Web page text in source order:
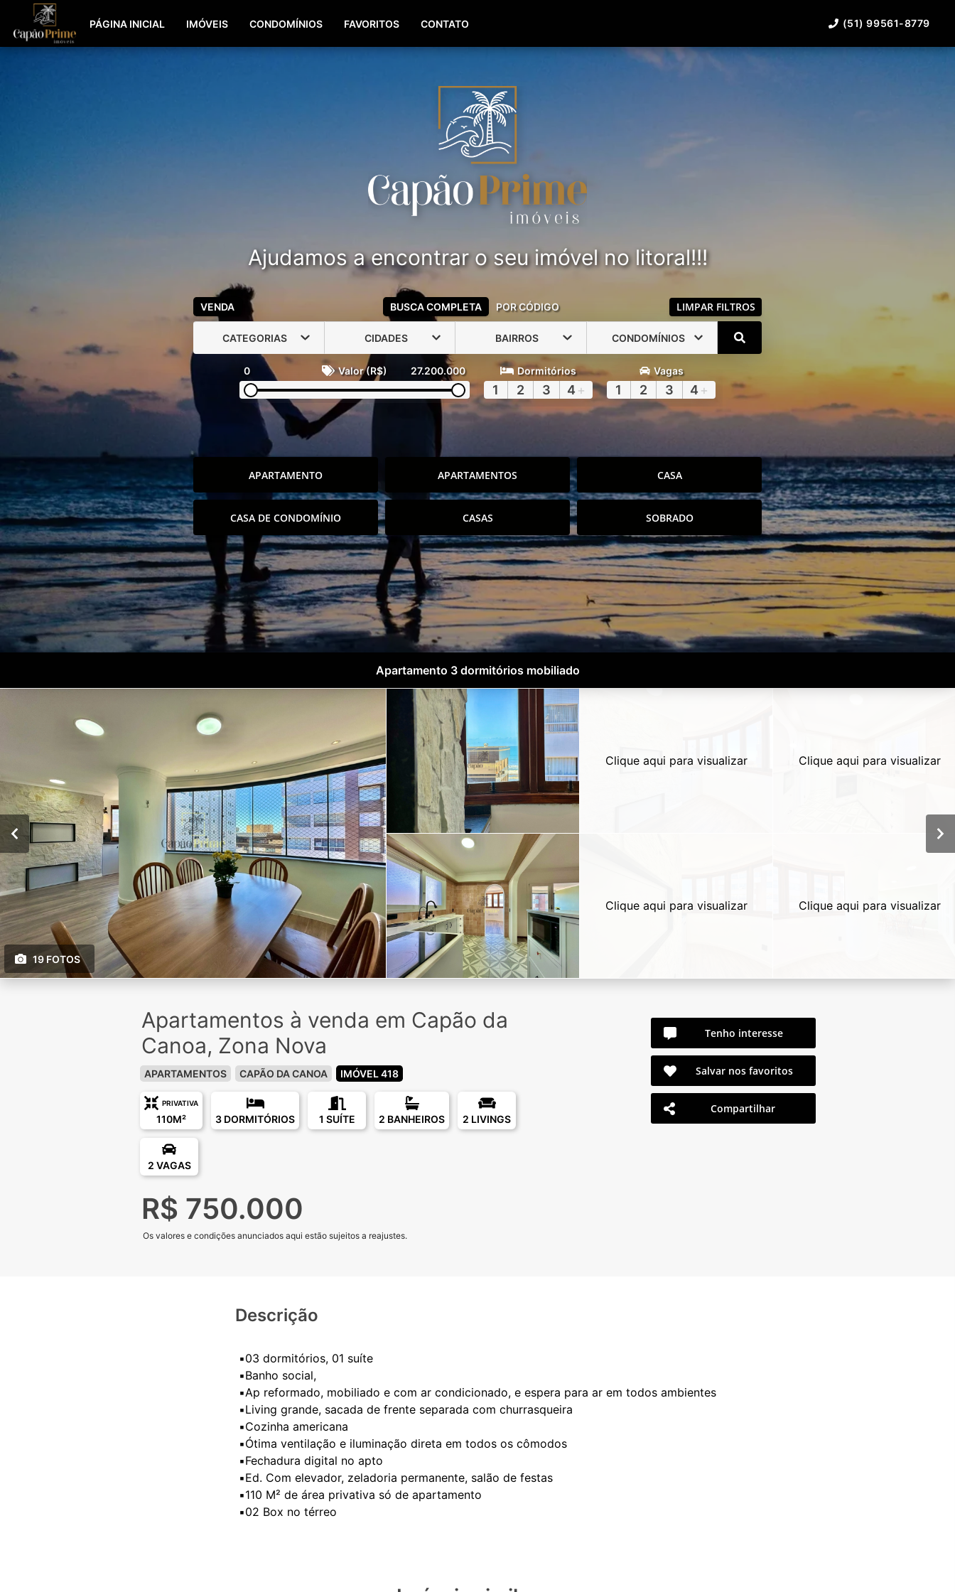
(51) 99561-8779
PÁGINA INICIAL IMÓVEIS CONDOMÍNIOS FAVORITOS CONTATO (51) 99561-8779
Ajudamos a encontrar o seu imóvel no litoral!!!
VENDA BUSCA COMPLETA POR CÓDIGO LIMPAR FILTROS
CATEGORIAS CIDADES BAIRROS CONDOMÍNIOS
0 Valor (R$) 27.200.000 Dormitórios
1 2 3 4 +
Vagas
1 2 3 4 +
APARTAMENTO APARTAMENTOS CASA
CASA DE CONDOMÍNIO CASAS SOBRADO
Apartamento 3 dormitórios mobiliado
19 FOTOS
Clique aqui para visualizar
Clique aqui para visualizar
Clique aqui para visualizar
Clique aqui para visualizar
Apartamentos à venda em Capão da
Canoa, Zona Nova
APARTAMENTOS CAPÃO DA CANOA IMÓVEL 418
PRIVATIVA
110M² 3 DORMITÓRIOS 1 SUÍTE 2 BANHEIROS 2 LIVINGS
2 VAGAS
R$ 750.000
Os valores e condições anunciados aqui estão sujeitos a reajustes.
Tenho interesse
Salvar nos favoritos
Compartilhar
Descrição
▪️03 dormitórios, 01 suíte
▪️Banho social,
▪️Ap reformado, mobiliado e com ar condicionado, e espera para ar em todos ambientes
▪️Living grande, sacada de frente separada com churrasqueira
▪️Cozinha americana
▪️Ótima ventilação e iluminação direta em todos os cômodos
▪️Fechadura digital no apto
▪️Ed. Com elevador, zeladoria permanente, salão de festas
▪️110 M² de área privativa só de apartamento